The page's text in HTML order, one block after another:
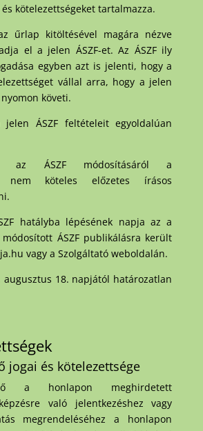
kötelezettségeket tartalmazza.
űrlap kitöltésével magára nézve
el a jelen ÁSZF-et. Az ÁSZF ily
egyben azt is jelenti, hogy a
vállal arra, hogy a jelen
követi.
ÁSZF feltételeit egyoldalúan
az ÁSZF módosításáról a
nem köteles előzetes írásos
hatályba lépésének napja az a
ÁSZF publikálásra került
vagy a Szolgáltató weboldalán.
augusztus 18. napjától határozatlan
jogai és kötelezettsége
a honlapon meghirdetett
való jelentkezéshez vagy
megrendeléséhez a honlapon